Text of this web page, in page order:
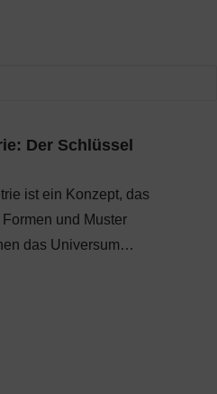
Der Schlüssel
ist ein Konzept, das
und Muster
das Universum…